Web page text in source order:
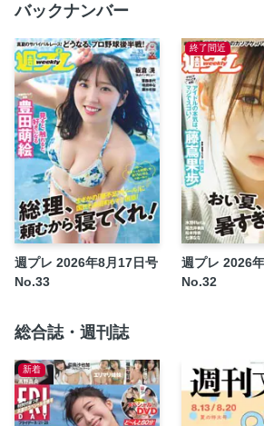
週刊プレイボーイ創刊60周年 スペシ
西澤由夏1st写真集『Tailwind』絶賛発
STU48 石田千穂サード写真集『天職
声優界のグラビアクイーン井口裕香 7
写真集が発売予定だ〜ッ!!
【広告】『キン肉マン 第92巻』好評
市川紗椰のライクの森
wPB COVER GIRL INTERVIEW 表紙
爆笑問題の笑えるニュース解説
真実のニッポン／橘 玲
坂本慎太郎の街歩き投資ラボ
盲目のお笑い芸人・濱田祐太郎の死角
ひろゆきの「この件について」
オール巨人の劇場漫才師の流儀
いつだって特等席 佐々木ほのか
バックナンバー
週プレ 2026年8月17日号
No.33
終了間近
週プレ 2026
No.32
総合誌・週刊誌
新着